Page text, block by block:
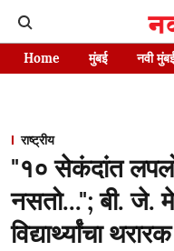
Home मुंबई नवी
राष्ट्रीय
"१० सेकंदांत
नसतो..."; बी. जे.
विद्यार्थ्यांचा